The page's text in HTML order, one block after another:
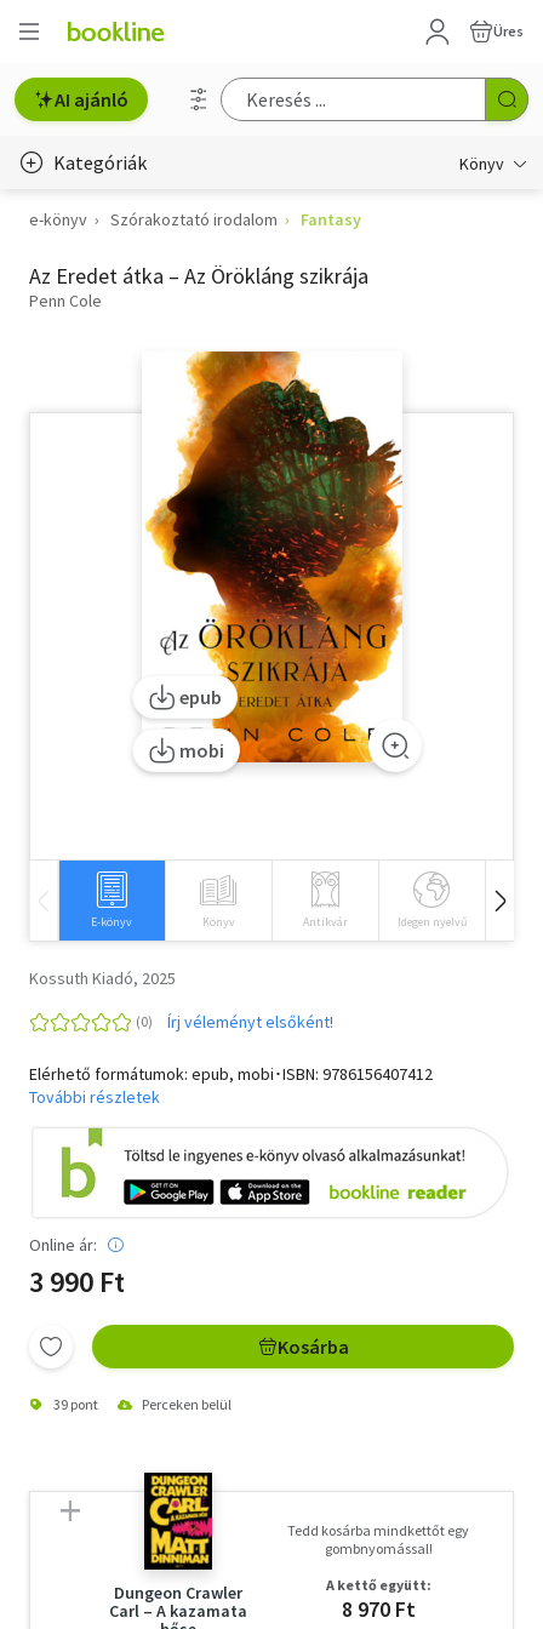
Üres
AI ajánló
Kategóriák Könyv
Életmód, egészség
Erotika
Tankönyv, segédkönyv
Társadalomtudomány
Természettudomány
e-könyv Szórakoztató irodalom Fantasy
Az Eredet átka – Az Örökláng szikrája
Penn Cole
epub
mobi
E-könyv Könyv Antikvár Idegen nyelvű
Kossuth Kiadó, 2025
Írj véleményt elsőként!
Elérhető formátumok: epub, mobi･ISBN: 9786156407412
További részletek
Online ár:
3 990 Ft
Kosárba
39 pont Perceken belül
Dungeon Crawler
Carl – A kazamata
Tedd kosárba mindkettőt egy
gombnyomással!
A kettő együtt:
8 970 Ft